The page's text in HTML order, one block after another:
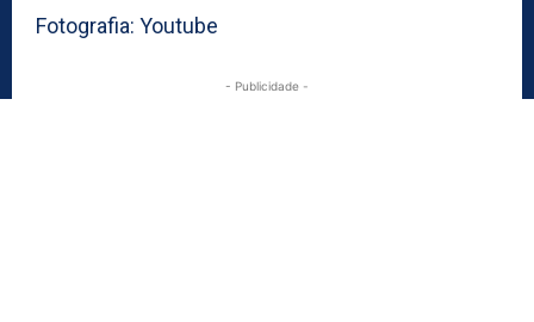
Fotografia: Youtube
- Publicidade -